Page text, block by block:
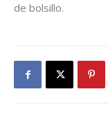
de bolsillo.